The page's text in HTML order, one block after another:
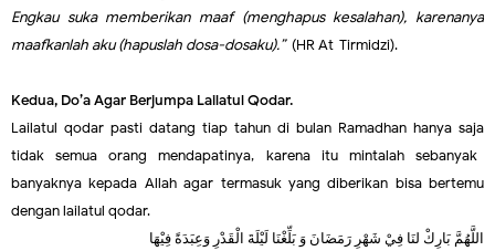
Engkau suka memberikan maaf (menghapus kesalahan), karenanya
maafkanlah aku (hapuslah dosa-dosaku).” (HR At-Tirmidzi).
Kedua, Do’a Agar Berjumpa Lailatul Qodar.
Lailatul qodar pasti datang tiap tahun di bulan Ramadhan hanya saja
tidak semua orang mendapatinya, karena itu mintalah sebanyak-
banyaknya kepada Allah agar termasuk yang diberikan bisa bertemu
dengan lailatul qodar.
اللَّهُمَّ بَارِكْ لنَا فِيْ شَهْرِ رَمَضَانَ وَ بَلِّغْنَا لَيْلَةَ الْقَدْرِ وَعِبَدَةً فِيْهَا